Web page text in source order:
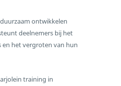
ontwikkelen
deelnemers bij het
en het vergroten van hun
training in